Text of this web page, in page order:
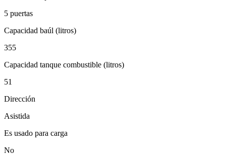
5 puertas
Capacidad baúl (litros)
355
Capacidad tanque combustible (litros)
51
Dirección
Asistida
Es usado para carga
No